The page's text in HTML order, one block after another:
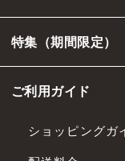
特集（期間限定）
ご利用ガイド
ショッピングガ